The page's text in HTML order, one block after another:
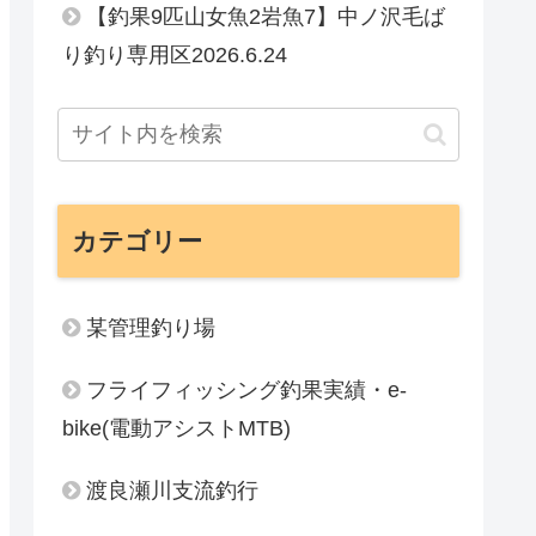
【釣果9匹山女魚2岩魚7】中ノ沢毛ば
り釣り専用区2026.6.24
カテゴリー
某管理釣り場
フライフィッシング釣果実績・e-
bike(電動アシストMTB)
渡良瀬川支流釣行